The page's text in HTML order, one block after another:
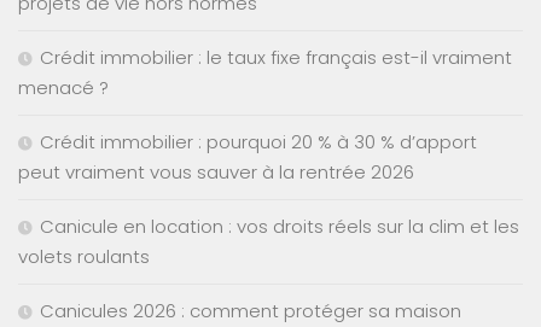
Crédit immobilier : le taux fixe français est-il vraiment
menacé ?
Crédit immobilier : pourquoi 20 % à 30 % d’apport
peut vraiment vous sauver à la rentrée 2026
Canicule en location : vos droits réels sur la clim et les
volets roulants
Canicules 2026 : comment protéger sa maison